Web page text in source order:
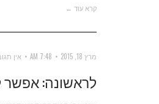
קרא עוד ←
מרץ 18, 2015 7:48 AM אין
לראשונה: